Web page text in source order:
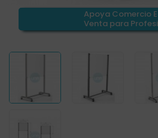
Apoya Comercio
Venta para